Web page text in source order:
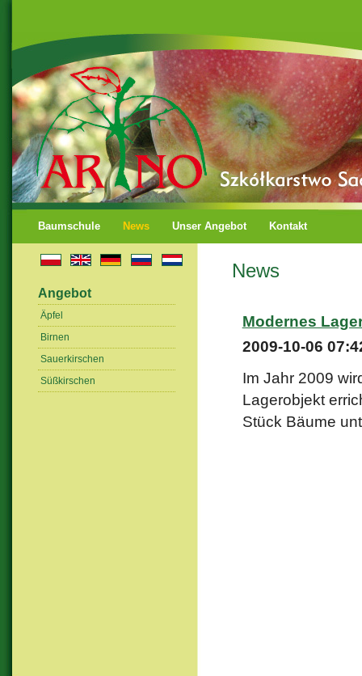
Baumschule News Unser Angebot Kontakt
Angebot
Äpfel
Birnen
Sauerkirschen
Süßkirschen
News
Modernes
2009-10-06
Im Jahr 2009
Lagerobjekt
Stück Bäume